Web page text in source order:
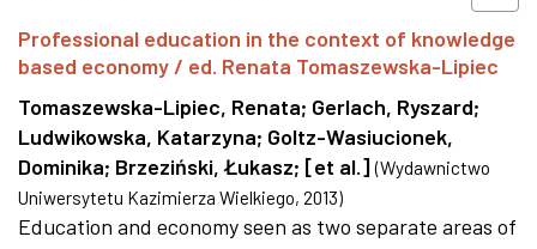
Professional education in the context of knowledge
based economy / ed. Renata Tomaszewska-Lipiec
Tomaszewska-Lipiec, Renata; Gerlach, Ryszard;
Ludwikowska, Katarzyna; Goltz-Wasiucionek,
Dominika; Brzeziński, Łukasz; [et al.] (Wydawnictwo
Uniwersytetu Kazimierza Wielkiego, 2013)
Education and economy seen as two separate areas of